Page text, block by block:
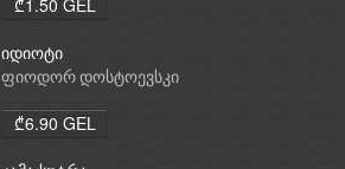
იდიოტი
ფიოდორ დოსტოევსკი
₾6.90 GEL